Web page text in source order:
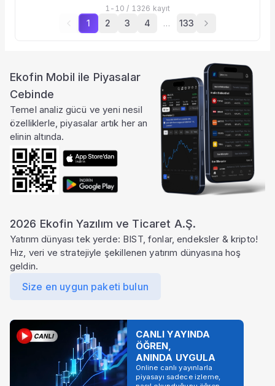
1 - 10 / 1326 kayıt
1 2 3 4 … 133
Ekofin Mobil ile Piyasalar
Cebinde
Temel analiz gücü ve yeni nesil
özelliklerle, piyasalar artık her an
elinin altında.
2026 Ekofin Yazılım ve Ticaret A.Ş.
Yatırım dünyası tek yerde: BIST, fonlar, endeksler & kripto!
Hız, veri ve stratejiyle şekillenen yatırım dünyasına hoş
geldin.
Size en uygun paketi bulun
CANLI YAYINDA
ÖĞREN,
ANINDA UYGULA
Online canlı yayınlarla
piyasayı sadece izleme,